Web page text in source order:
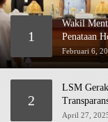
1
Wakil
Penataan
Februari 6,
2
LSM
Berat di
April 27,